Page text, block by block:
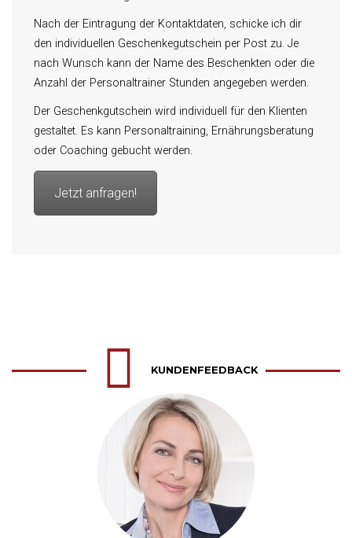
Nach der Eintragung der Kontaktdaten, schicke ich dir
den individuellen Geschenkegutschein per Post zu. Je
nach Wunsch kann der Name des Beschenkten oder die
Anzahl der Personaltrainer Stunden angegeben werden.
Der Geschenkgutschein wird individuell für den Klienten
gestaltet. Es kann Personaltraining, Ernährungsberatung
oder Coaching gebucht werden.
Jetzt anfragen!
KUNDENFEEDBACK